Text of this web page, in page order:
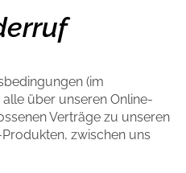
(im
über unseren Online-
Verträge zu unseren
zwischen uns